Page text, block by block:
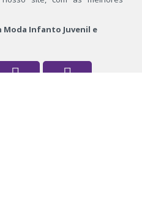
Moda Infanto Juvenil e